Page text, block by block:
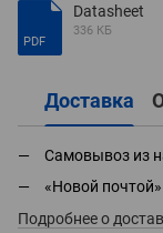
PDF
Datasheet
336 КБ
Доставка
Самовывоз из
«Новой
Подробнее о